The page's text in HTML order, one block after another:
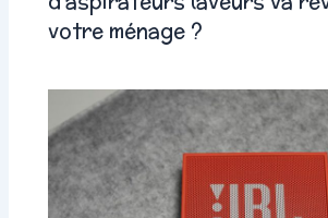
votre ménage ?